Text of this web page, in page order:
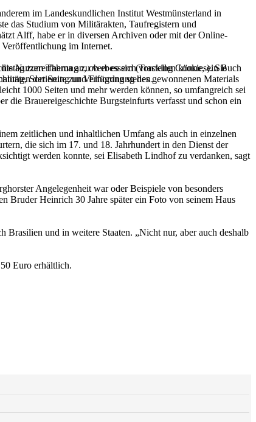
im Landeskundlichen Institut Westmünsterland in
das Studium von Militärakten, Taufregistern und
Alff, habe er in diversen Archiven oder mit der Online-
Veröffentlichung im Internet.
zum Thema an, ob er es sich vorstellen könne, ein Buch
Sortierung und Einordnung des gewonnenen Materials
1000 Seiten und mehr werden können, so umfangreich sei
die Brauereigeschichte Burgsteinfurts verfasst und schon ein
zeitlichen und inhaltlichen Umfang als auch in einzelnen
die sich im 17. und 18. Jahrhundert in den Dienst der
werden konnte, sei Elisabeth Lindhof zu verdanken, sagt
Angelegenheit war oder Beispiele von besonders
Bruder Heinrich 30 Jahre später ein Foto von seinem Haus
Brasilien und in weitere Staaten. „Nicht nur, aber auch deshalb
Euro erhältlich.
Nutzererfahrung zu verbessern (Tracking Cookies). Sie
der Seite zur Verfügung stehen.